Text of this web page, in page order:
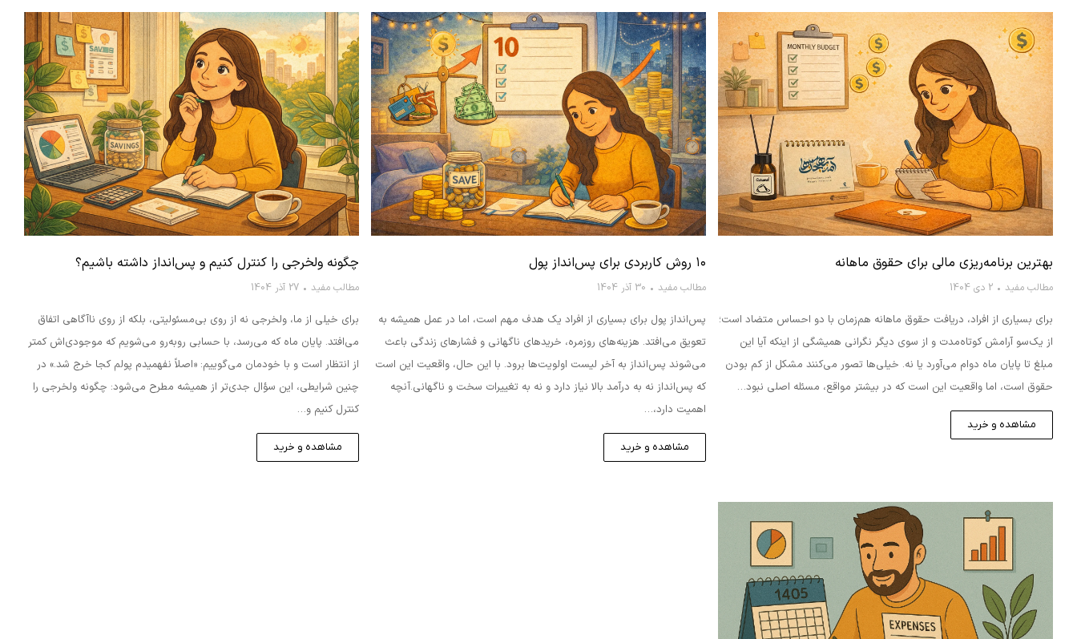
بهترین برنامه‌ریزی مالی برای حقوق ماهانه
مطالب مفید 2 دی 1404
برای بسیاری از افراد، دریافت حقوق ماهانه هم‌زمان با دو احساس متضاد است؛
از یک‌سو آرامش کوتاه‌مدت و از سوی دیگر نگرانی همیشگی از اینکه آیا این
مبلغ تا پایان ماه دوام می‌آورد یا نه. خیلی‌ها تصور می‌کنند مشکل از کم بودن
حقوق است، اما واقعیت این است که در بیشتر مواقع، مسئله اصلی نبود…
مشاهده و خرید
۱۰ روش کاربردی برای پس‌انداز پول
مطالب مفید 30 آذر 1404
پس‌انداز پول برای بسیاری از افراد یک هدف مهم است، اما در عمل همیشه به
تعویق می‌افتد. هزینه‌های روزمره، خریدهای ناگهانی و فشارهای زندگی باعث
می‌شوند پس‌انداز به آخر لیست اولویت‌ها برود. با این حال، واقعیت این است
که پس‌انداز نه به درآمد بالا نیاز دارد و نه به تغییرات سخت و ناگهانی.آنچه
اهمیت دارد،…
مشاهده و خرید
چگونه ولخرجی را کنترل کنیم و پس‌انداز داشته باشیم؟
مطالب مفید 27 آذر 1404
برای خیلی از ما، ولخرجی نه از روی بی‌مسئولیتی، بلکه از روی ناآگاهی اتفاق
می‌افتد. پایان ماه که می‌رسد، با حسابی روبه‌رو می‌شویم که موجودی‌اش کمتر
از انتظار است و با خودمان می‌گوییم: «اصلاً نفهمیدم پولم کجا خرج شد.» در
چنین شرایطی، این سؤال جدی‌تر از همیشه مطرح می‌شود: چگونه ولخرجی را
کنترل کنیم و…
مشاهده و خرید